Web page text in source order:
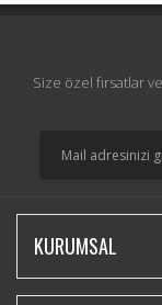
Size özel fırsatlar
KURUMSAL